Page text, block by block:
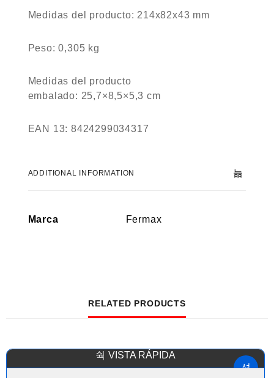
Medidas del producto: 214x82x43 mm
Peso: 0,305 kg
Medidas del producto
embalado: 25,7×8,5×5,3 cm
EAN 13: 8424299034317
ADDITIONAL INFORMATION
Marca Fermax
RELATED PRODUCTS
VISTA RÁPIDA